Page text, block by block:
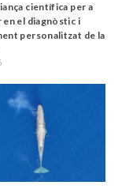
científica per a
en el diagnòstic i
personalitzat de la